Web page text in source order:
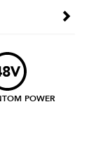
POWER